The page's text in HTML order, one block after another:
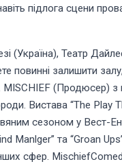
підлога сцени
(Україна), Театр
залишити
(Продюсер) з
Вистава “The
сезоном у Вест-
та “Groan
сфер.